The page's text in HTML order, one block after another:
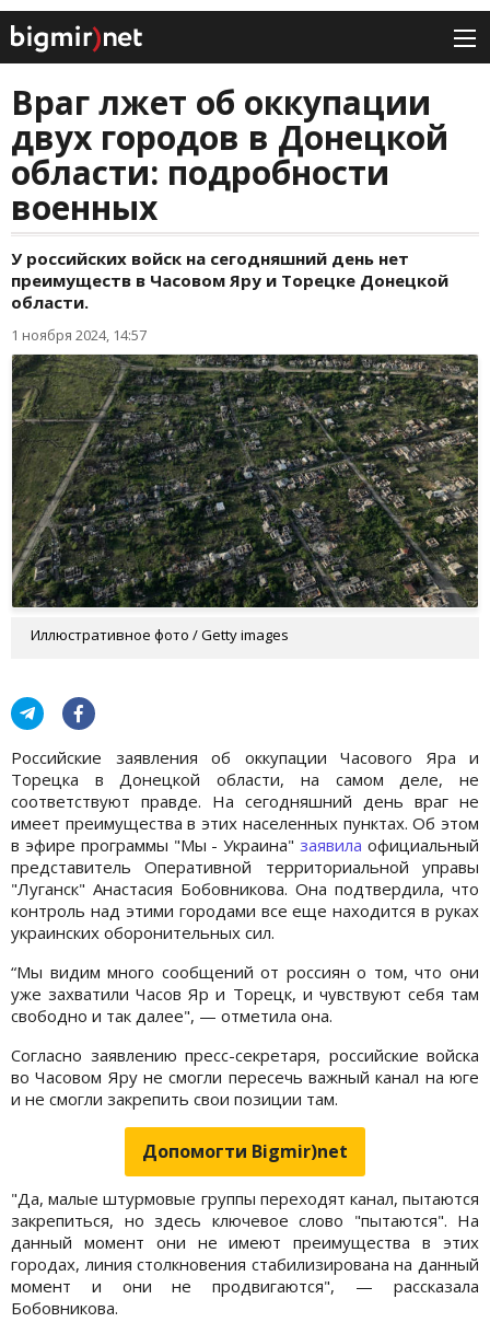
Враг лжет об оккупации
двух городов в Донецкой
области: подробности
военных
У российских войск на сегодняшний день нет
преимуществ в Часовом Яру и Торецке Донецкой
области.
1 ноября 2024, 14:57
Иллюстративное фото / Getty images
Российские заявления об оккупации Часового Яра и
Торецка в Донецкой области, на самом деле, не
соответствуют правде. На сегодняшний день враг не
имеет преимущества в этих населенных пунктах. Об этом
в эфире программы "Мы - Украина"заявила официальный
представитель Оперативной территориальной управы
"Луганск" Анастасия Бобовникова. Она подтвердила, что
контроль над этими городами все еще находится в руках
украинских оборонительных сил.
“Мы видим много сообщений от россиян о том, что они
уже захватили Часов Яр и Торецк, и чувствуют себя там
свободно и так далее", — отметила она.
Согласно заявлению пресс-секретаря, российские войска
во Часовом Яру не смогли пересечь важный канал на юге
и не смогли закрепить свои позиции там.
Допомогти Bigmir)net
"Да, малые штурмовые группы переходят канал, пытаются
закрепиться, но здесь ключевое слово "пытаются". На
данный момент они не имеют преимущества в этих
городах, линия столкновения стабилизирована на данный
момент и они не продвигаются", — рассказала
Бобовникова.